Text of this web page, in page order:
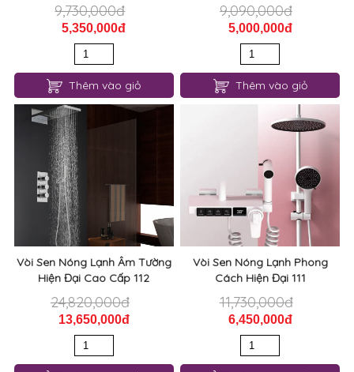
9,730,000đ
5,350,000đ
Thêm vào giỏ
9,090,000đ
5,000,000đ
Thêm vào giỏ
Vòi Sen Nóng Lạnh Âm Tường
Hiện Đại Cao Cấp 112
24,820,000đ
13,650,000đ
Vòi Sen Nóng Lạnh Phong
Cách Hiện Đại 111
11,730,000đ
6,450,000đ